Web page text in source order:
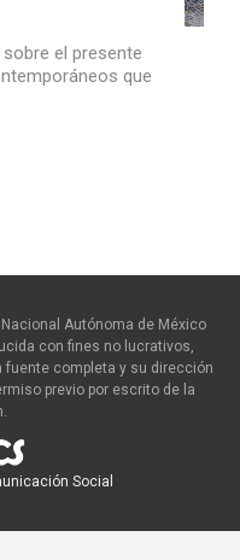
el presente
que
Autónoma de México
con fines no lucrativos,
completa y su dirección
previo por escrito de la
Social